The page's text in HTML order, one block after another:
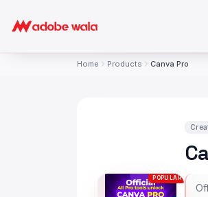
Home Products Canva Pro
POPULAR